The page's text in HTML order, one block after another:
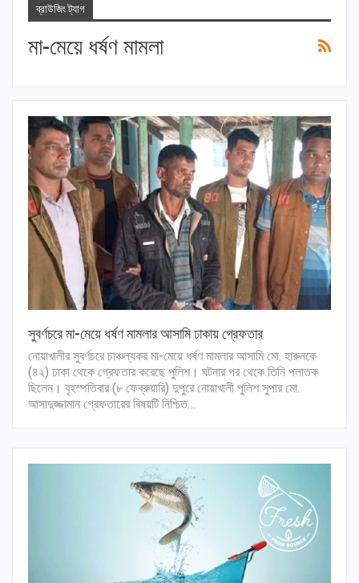
ব্রাউজিং ট্যাগ
মা-মেয়ে ধর্ষণ মামলা
সুবর্ণচরে মা-মেয়ে ধর্ষণ মামলার আসামি ঢাকায় গ্রেফতার
নোয়াখালীর সুবর্ণচরে চাঞ্চল্যকর মা-মেয়ে ধর্ষণ মামলার আসামি মো. হারুনকে
(৪২) ঢাকা থেকে গ্রেফতার করেছে পুলিশ। ঘটনার পর থেকে তিনি পলাতক
ছিলেন। বৃহস্পতিবার (৮ ফেব্রুয়ারি) দুপুরে নোয়াখালী পুলিশ সুপার মো.
আসাদুজ্জামান গ্রেফতারের বিষয়টি নিশ্চিত…